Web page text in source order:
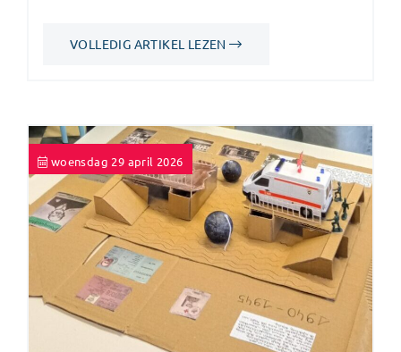
VOLLEDIG ARTIKEL LEZEN
woensdag 29 april 2026